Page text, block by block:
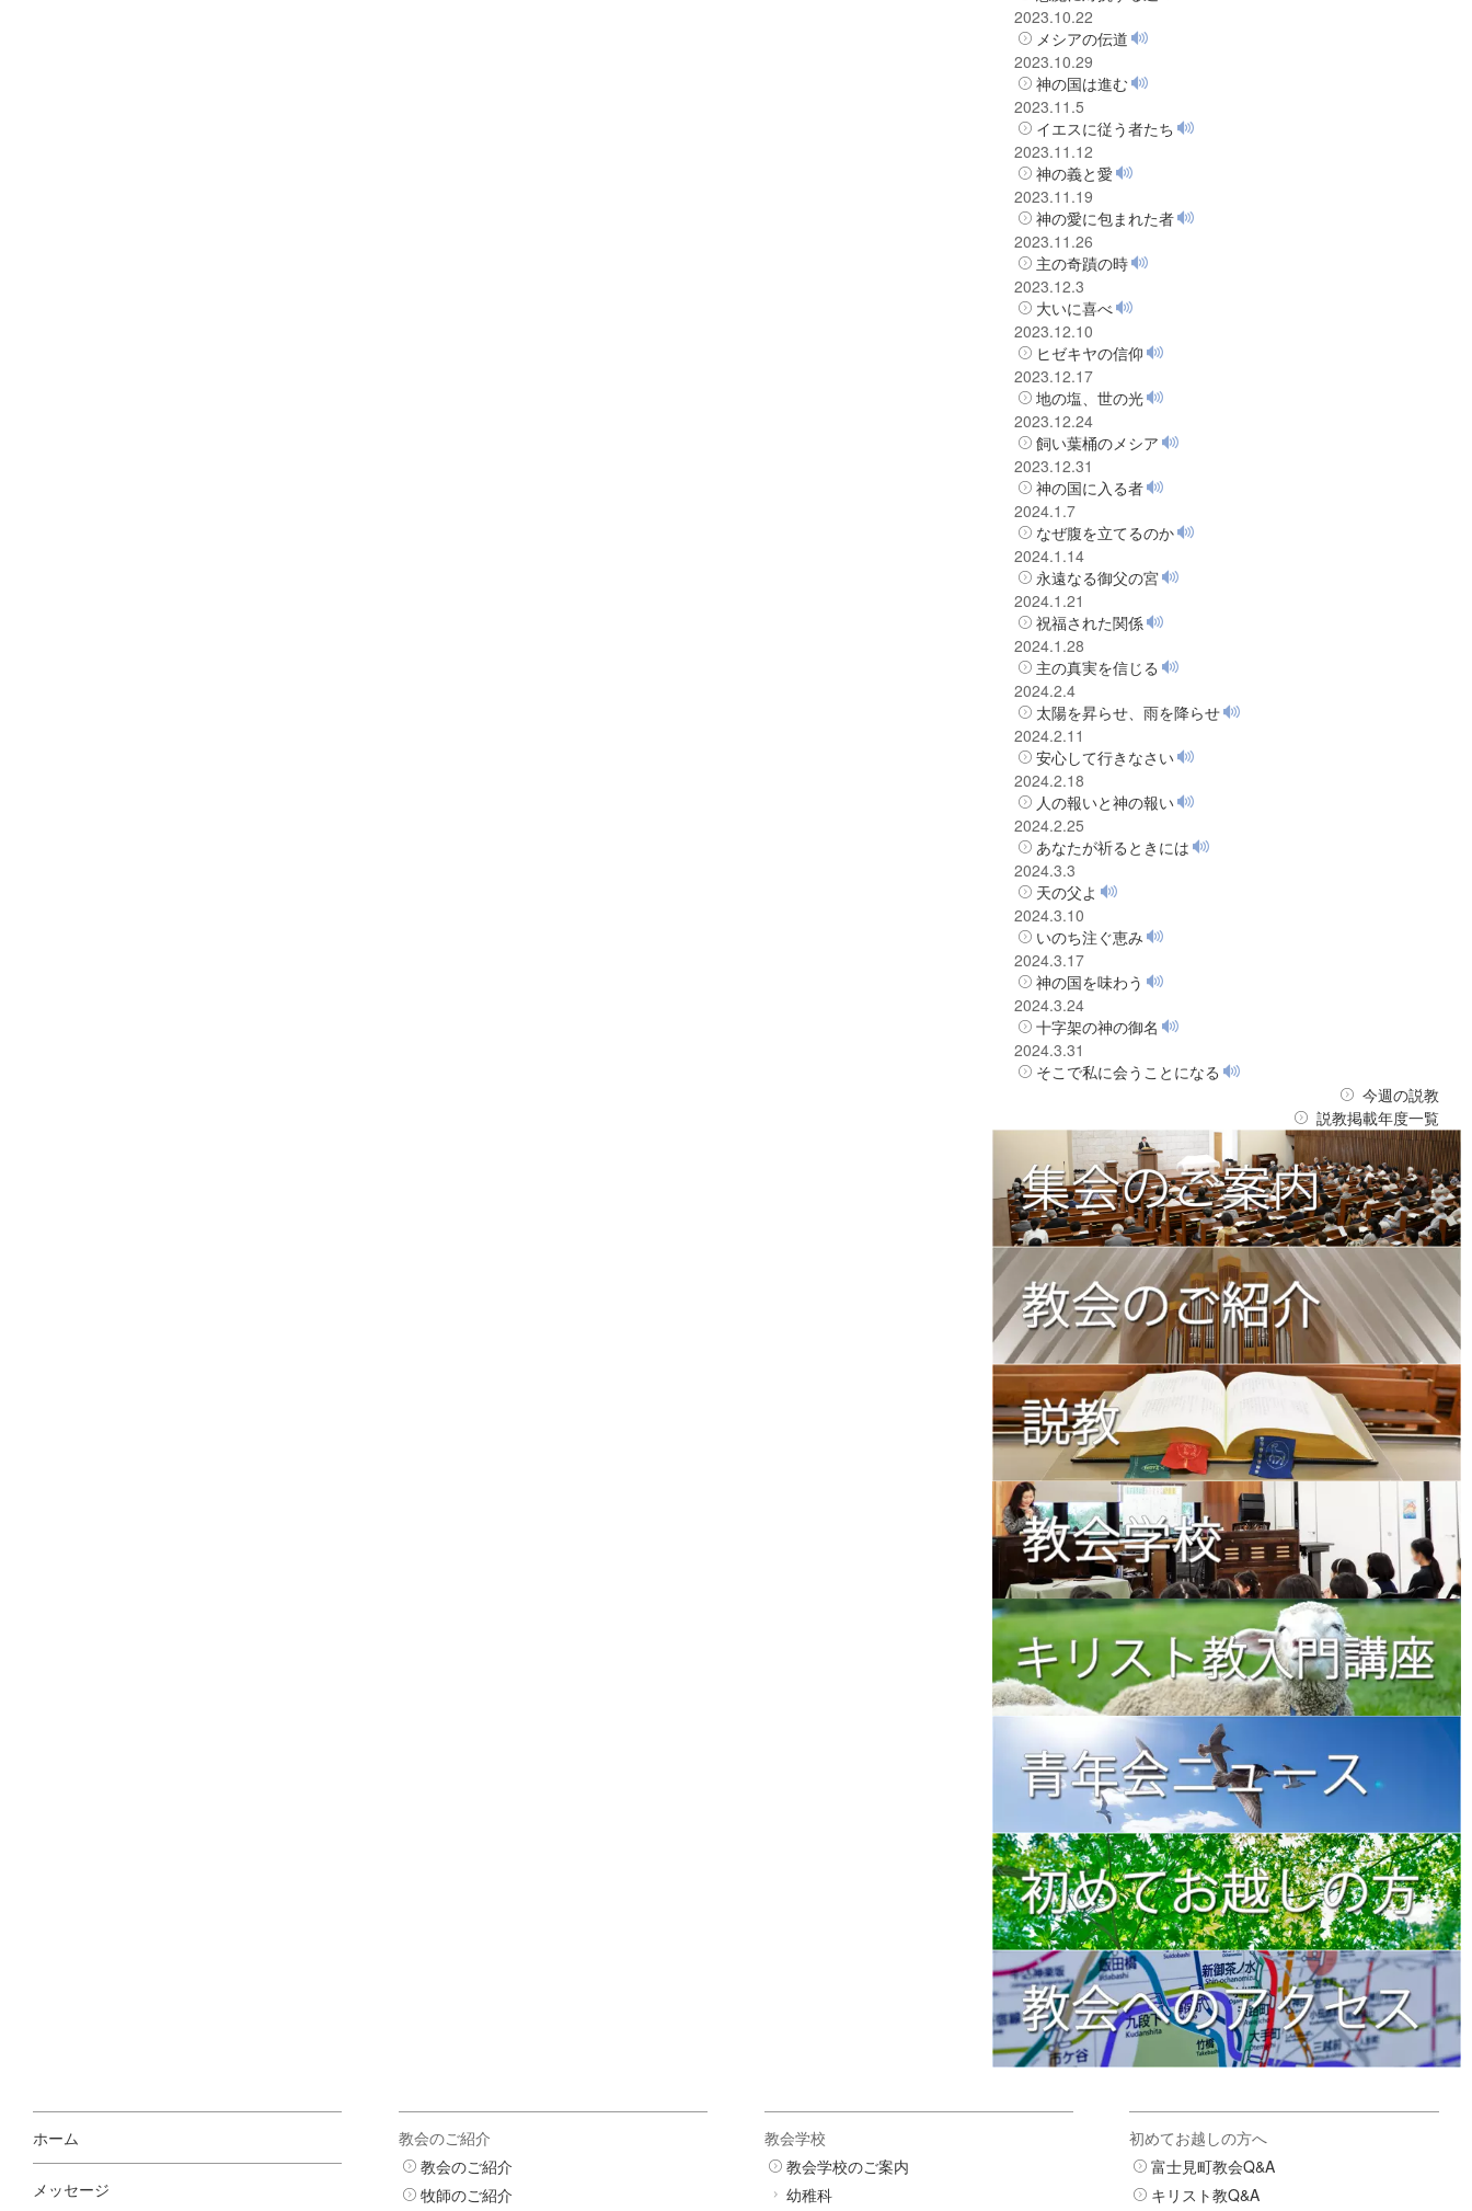
2023.10.22
メシアの伝道
2023.10.29
神の国は進む
2023.11.5
イエスに従う者たち
2023.11.12
神の義と愛
2023.11.19
神の愛に包まれた者
2023.11.26
主の奇蹟の時
2023.12.3
大いに喜べ
2023.12.10
ヒゼキヤの信仰
2023.12.17
地の塩、世の光
2023.12.24
飼い葉桶のメシア
2023.12.31
神の国に入る者
2024.1.7
なぜ腹を立てるのか
2024.1.14
永遠なる御父の宮
2024.1.21
祝福された関係
2024.1.28
主の真実を信じる
2024.2.4
太陽を昇らせ、雨を降らせ
2024.2.11
安心して行きなさい
2024.2.18
人の報いと神の報い
2024.2.25
あなたが祈るときには
2024.3.3
天の父よ
2024.3.10
いのち注ぐ恵み
2024.3.17
神の国を味わう
2024.3.24
十字架の神の御名
2024.3.31
そこで私に会うことになる
今週の説教
説教掲載年度一覧
ホーム
メッセージ
教会のご紹介
教会のご紹介
牧師のご紹介
教会学校
教会学校のご案内
幼稚科
初めてお越しの方へ
富士見町教会Q&A
キリスト教Q&A